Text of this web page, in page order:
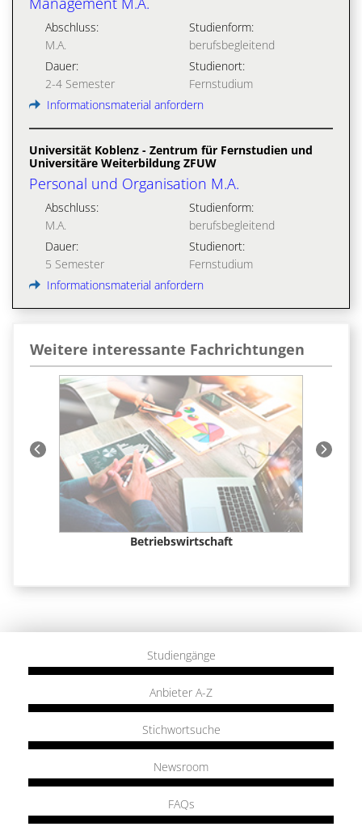
Abschluss:
M.A.
Studienform:
berufsbegleitend
Dauer:
2-4 Semester
Studienort:
Fernstudium
Informationsmaterial anfordern
Universität Koblenz - Zentrum für Fernstudien und
Universitäre Weiterbildung ZFUW
Personal und Organisation M.A.
Abschluss:
M.A.
Studienform:
berufsbegleitend
Dauer:
5 Semester
Studienort:
Fernstudium
Informationsmaterial anfordern
Weitere interessante Fachrichtungen
Betriebswirtschaft
Studiengänge
Anbieter A-Z
Stichwortsuche
Newsroom
FAQs